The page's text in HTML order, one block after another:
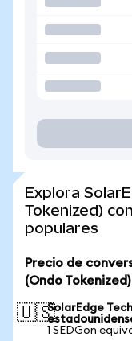
Explora
Tokenized)
populares
Precio de
(Ondo
🇺🇸SolarEdge
1 SEDGon